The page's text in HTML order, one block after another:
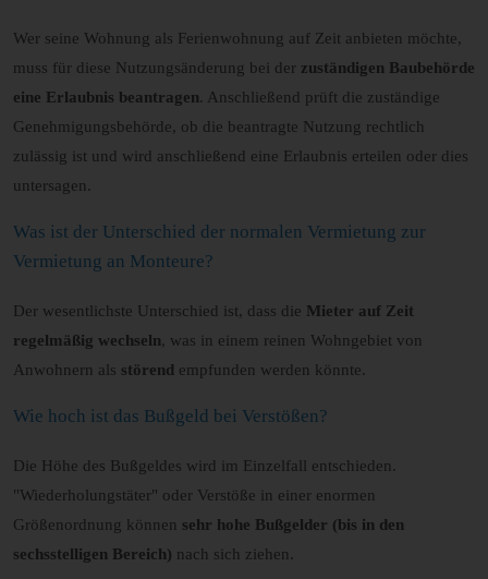
Wer seine Wohnung als Ferienwohnung auf Zeit anbieten möchte,
muss für diese Nutzungsänderung bei der zuständigen Baubehörde
eine Erlaubnis beantragen. Anschließend prüft die zuständige
Genehmigungsbehörde, ob die beantragte Nutzung rechtlich
zulässig ist und wird anschließend eine Erlaubnis erteilen oder dies
untersagen.
Was ist der Unterschied der normalen Vermietung zur
Vermietung an Monteure?
Der wesentlichste Unterschied ist, dass die Mieter auf Zeit
regelmäßig wechseln, was in einem reinen Wohngebiet von
Anwohnern als störend empfunden werden könnte.
Wie hoch ist das Bußgeld bei Verstößen?
Die Höhe des Bußgeldes wird im Einzelfall entschieden.
"Wiederholungstäter" oder Verstöße in einer enormen
Größenordnung können sehr hohe Bußgelder (bis in den
sechsstelligen Bereich) nach sich ziehen.